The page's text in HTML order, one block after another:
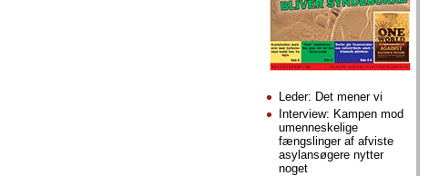
Leder: Det mener vi
Interview: Kampen mod
umenneskelige
fængslinger af afviste
asylansøgere nytter
noget